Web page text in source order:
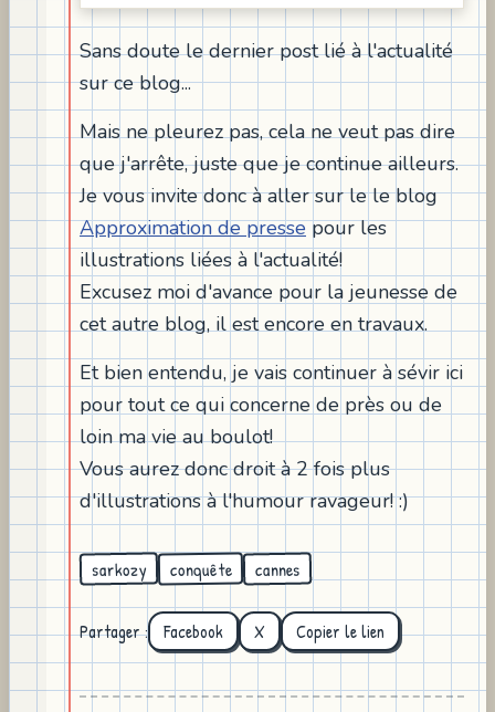
Sans doute le dernier post lié à l'actualité
sur ce blog...
Mais ne pleurez pas, cela ne veut pas dire
que j'arrête, juste que je continue ailleurs.
Je vous invite donc à aller sur le le blog
Approximation de pressepour les
illustrations liées à l'actualité!
Excusez moi d'avance pour la jeunesse de
cet autre blog, il est encore en travaux.
Et bien entendu, je vais continuer à sévir ici
pour tout ce qui concerne de près ou de
loin ma vie au boulot!
Vous aurez donc droit à 2 fois plus
d'illustrations à l'humour ravageur! :)
sarkozy conquête cannes
Partager : Facebook X Copier le lien